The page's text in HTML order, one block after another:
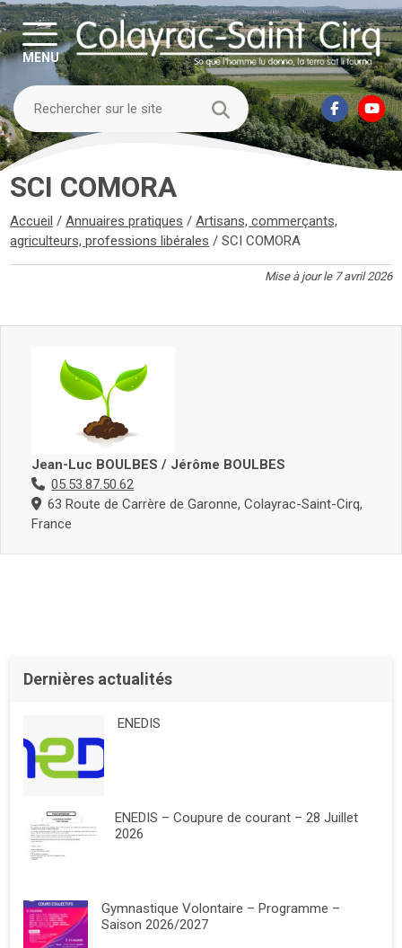
MENU
SCI COMORA
Accueil /Annuaires pratiques /Artisans, commerçants,
agriculteurs, professions libérales /SCI COMORA
Mise à jour le 7 avril 2026
Jean-Luc BOULBES / Jérôme BOULBES
05.53.87.50.62
63 Route de Carrère de Garonne, Colayrac-Saint-Cirq,
France
Dernières actualités
ENEDIS
ENEDIS – Coupure de courant – 28 Juillet
2026
Gymnastique Volontaire – Programme –
Saison 2026/2027